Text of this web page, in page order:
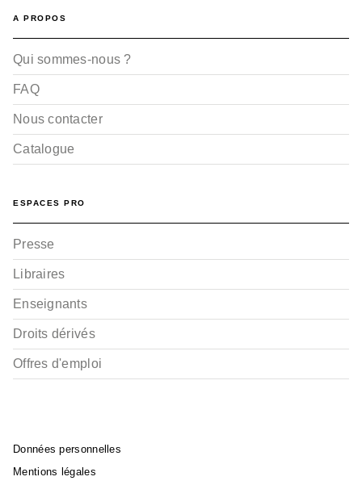
A PROPOS
Qui sommes-nous ?
FAQ
Nous contacter
Catalogue
ESPACES PRO
Presse
Libraires
Enseignants
Droits dérivés
Offres d'emploi
Données personnelles
Mentions légales